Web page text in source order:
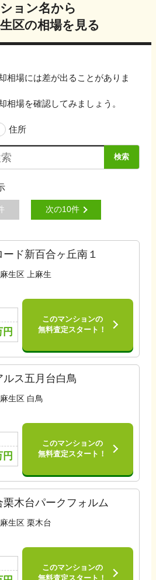
ョン名から
区の相場を見る
相場には差が出ることがありま
相場を確認してみましょう。
住所
検索
次の10件
ド新百合ヶ丘南１
生区 上麻生
円
このマンションの
無料査定スタート！
ス五月台白鳥
生区 白鳥
円
このマンションの
無料査定スタート！
栗木台パークフォルム
生区 栗木台
このマンションの
無料査定スタート！